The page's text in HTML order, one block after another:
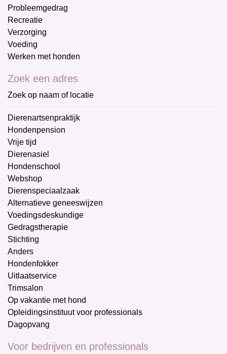
Probleemgedrag
Recreatie
Verzorging
Voeding
Werken met honden
Zoek een adres
Zoek op naam of locatie
Dierenartsenpraktijk
Hondenpension
Vrije tijd
Dierenasiel
Hondenschool
Webshop
Dierenspeciaalzaak
Alternatieve geneeswijzen
Voedingsdeskundige
Gedragstherapie
Stichting
Anders
Hondenfokker
Uitlaatservice
Trimsalon
Op vakantie met hond
Opleidingsinstituut voor professionals
Dagopvang
Voor bedrijven en professionals